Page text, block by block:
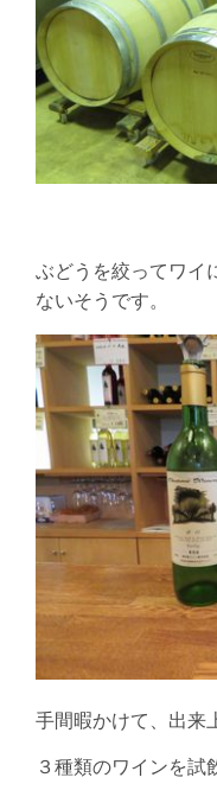
ぶどうを絞ってワイ
ないそうです。
手間暇かけて、出来
３種類のワインを試